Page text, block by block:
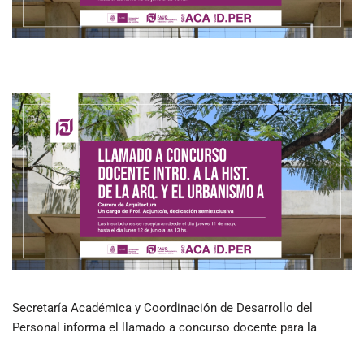
Secretaría Académica y Coordinación de Desarrollo del
Personal informa el llamado a concurso docente para la